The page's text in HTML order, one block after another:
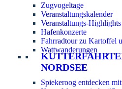
Zugvogeltage
Veranstaltungskalender
Veranstaltungs-Highlights
Hafenkonzerte
Fahrradtour zu Kartoffel
Wattwanderungen
NORDSEE
Spiekeroog entdecken